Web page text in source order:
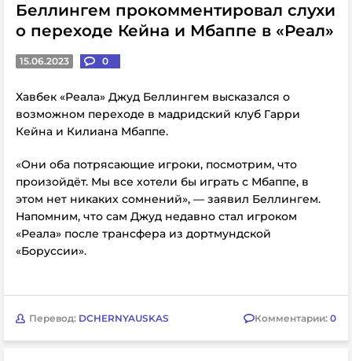
Беллингем прокомментировал слухи
о переходе Кейна и Мбаппе в «Реал»
15.06.2023 0
Хавбек «Реала» Джуд Беллингем высказался о
возможном переходе в мадридский клуб Гарри
Кейна и Килиана Мбаппе.
«Они оба потрясающие игроки, посмотрим, что
произойдёт. Мы все хотели бы играть с Мбаппе, в
этом нет никаких сомнений», — заявил Беллингем.
Напомним, что сам Джуд недавно стал игроком
«Реала» после трансфера из дортмундской
«Боруссии».
Перевод: DCHERNYAUSKAS Комментарии: 0